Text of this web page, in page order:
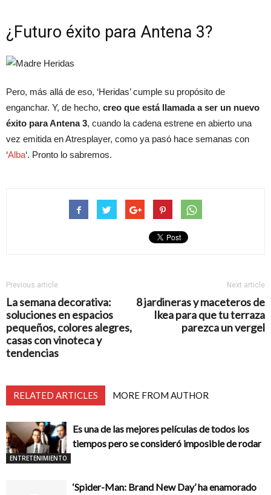
¿Futuro éxito para Antena 3?
Pero, más allá de eso, ‘Heridas’ cumple su propósito de
enganchar. Y, de hecho, creo que está llamada a ser un nuevo
éxito para Antena 3, cuando la cadena estrene en abierto una
vez emitida en Atresplayer, como ya pasó hace semanas con
‘Alba‘. Pronto lo sabremos.
Previous article
La semana decorativa:
soluciones en espacios
pequeños, colores alegres,
casas con vinoteca y
tendencias
Next article
8 jardineras y maceteros de
Ikea para que tu terraza
parezca un vergel
RELATED ARTICLES MORE FROM AUTHOR
ENTRETENIMIENTO
Es una de las mejores películas de todos los
tiempos pero se consideró imposible de rodar
‘Spider-Man: Brand New Day’ ha enamorado